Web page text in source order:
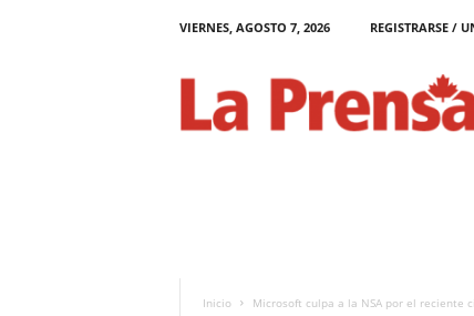
VIERNES, AGOSTO 7, 2026 REGISTRARSE /
a
Inicio Microsoft culpa a la NSA por el reciente